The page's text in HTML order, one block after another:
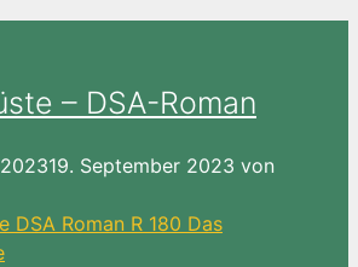
– DSA-Roman
19. September 2023 von